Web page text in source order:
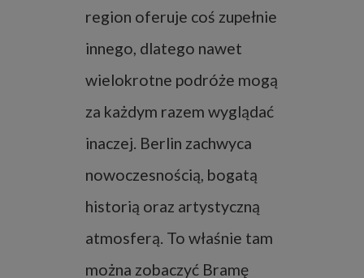
region oferuje coś zupełnie
innego, dlatego nawet
wielokrotne podróże mogą
za każdym razem wyglądać
inaczej. Berlin zachwyca
nowoczesnością, bogatą
historią oraz artystyczną
atmosferą. To właśnie tam
można zobaczyć Bramę